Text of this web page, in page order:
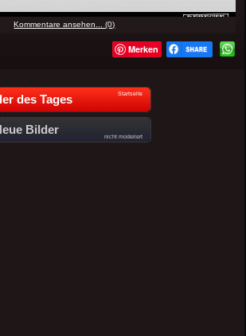
Kommentare ansehen... (0)
Merken
des Tages Startseite
Bilder
nicht moderiert